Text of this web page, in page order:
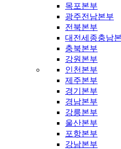
목포본부
광주전남본부
전북본부
대전세종충남
충북본부
강원본부
인천본부
제주본부
경기본부
경남본부
강릉본부
울산본부
포항본부
강남본부